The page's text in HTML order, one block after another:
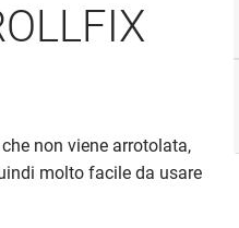
non viene arrotolata,
molto facile da usare